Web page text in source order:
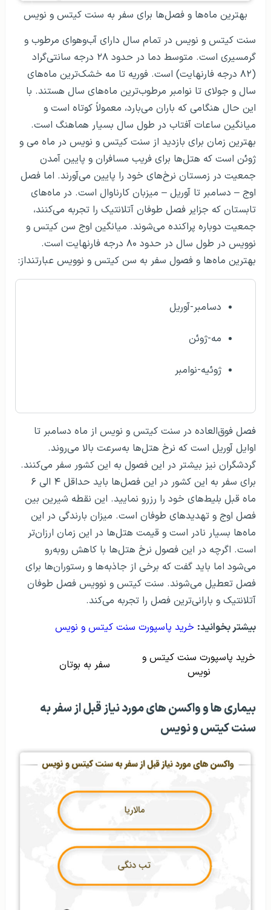
بهترین ماه‌ها و فصل‌ها برای سفر به سنت کیتس و نویس
سنت کیتس و نویس در تمام سال دارای آب‌و‌هوای مرطوب و
گرمسیری است. متوسط ​​دما در حدود ۲۸ درجه سانتی‌گراد
(۸۲ درجه فارنهایت) است. فوریه تا مه خشک‌ترین ماه‌های
سال و جولای تا نوامبر مرطوب‌ترین ماه‌های سال هستند. با
این حال هنگامی که باران می‌بارد، معمولاً کوتاه است و
میانگین ساعات آفتاب در طول سال بسیار هماهنگ است.
بهترین زمان برای بازدید از سنت کیتس و نویس در ماه می و
ژوئن است که هتل‌ها برای فریب مسافران و پایین آمدن
جمعیت در زمستان نرخ‌های خود را پایین می‌آورند. اما فصل
اوج – دسامبر تا آوریل – میزبان کارناوال است‌. در ماه‌های
تابستان که جزایر فصل طوفان آتلانتیک را تجربه می‌کنند،
جمعیت دوباره پراکنده می‌شوند. میانگین اوج سن کیتس و
نوویس در طول سال در حدود ۸۰ درجه فارنهایت است.
بهترین‌ ماه‌ها و فصول سفر به سن کیتس و نوویس عبارتنداز:
دسامبر-آوریل
مه-ژوئن
ژوئیه-نوامبر
فصل فوق‌العاده در سنت کیتس و نویس از ماه دسامبر تا
اوایل آوریل است که نرخ هتل‌ها به‌سرعت بالا می‌روند.
گردشگران نیز بیشتر در این فصول به این کشور سفر می‌کنند.
برای سفر به این کشور در این فصل‌ها باید حداقل ۴ الی ۶
ماه قبل بلیط‌های خود را رزرو نمایید. این نقطه شیرین بین
فصل اوج و تهدیدهای طوفان است. میزان بارندگی در این
ماه‌ها بسیار نادر است و قیمت هتل‌ها در این زمان ارزان‌تر
است. اگرچه در این فصول نرخ هتل‌ها با کاهش روبه‌رو
می‌شود اما باید گفت که برخی از جاذبه‌ها و رستوران‌ها برای
فصل تعطیل می‌شوند. سنت کیتس و نوویس فصل طوفان
آتلانتیک و بارانی‌ترین فصل را تجربه می‌کند.
بیشتر بخوانید: خرید پاسپورت سنت کیتس و نویس
خرید پاسپورت سنت کیتس و
نویس
سفر به بوتان
بیماری ها و واکسن های مورد نیاز قبل از سفر به
سنت کیتس و نویس